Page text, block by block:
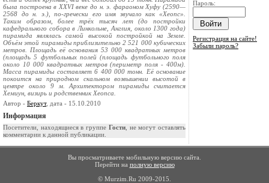
была построена в XXVI веке до н. э. фараоном Хуфу (2590—
2568 до н. э.), по-гречески его имя звучало как «Хеопс».
Таким образом, более трёх тысяч лет (до постройки
кафедрального собора в Линкольне, Англия, около 1300 года)
пирамида являлась самой высокой постройкой на Земле.
Объём этой пирамиды приблизительно 2 521 000 кубических
метров. Площадь её основания 53 000 квадратных метров
(площадь 5 футбольных полей (площадь футбольного поля
около 10 000 квадратных метров (периметр поля - 400м).
Масса пирамиды составляет 6 400 000 тонн. Её основание
покоится на природном скальном возвышении высотой в
центре около 9 м. Архитектором пирамиды считается
Хемиун, визирь и родственник Хеопса.
Автор - Беркут, дата - 15.10.2010
Информация
Посетители, находящиеся в группе Гости, не могут оставлять
комментарии к данной публикации.
Пароль:
Регистрация на сайте!
Забыли пароль?
Вы просматриваете мобильную версию сайта.
Перейти на полную версию
© Murzim.Ru 2009-2015.